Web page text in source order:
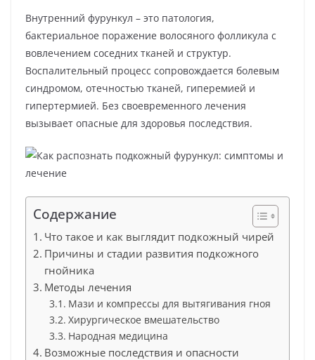
Внутренний фурункул – это патология,
бактериальное поражение волосяного фолликула с
вовлечением соседних тканей и структур.
Воспалительный процесс сопровождается болевым
синдромом, отечностью тканей, гиперемией и
гипертермией. Без своевременного лечения
вызывает опасные для здоровья последствия.
Содержание
Что такое и как выглядит подкожный чирей
Причины и стадии развития подкожного
гнойника
Методы лечения
Мази и компрессы для вытягивания гноя
Хирургическое вмешательство
Народная медицина
Возможные последствия и опасности